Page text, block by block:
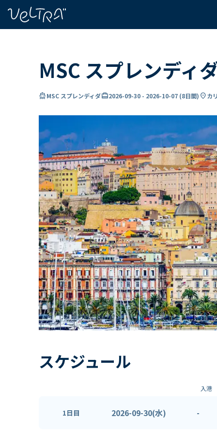
MSC スプレンディ
directions_boatMSC スプレンディダcard_travel2026-09-30 - 2026-10-07 (8日間) location_onカ
スケジュール
入港
1日目 2026-09-30(水) -